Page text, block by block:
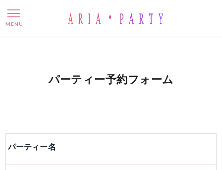
パーティー予約フォーム
MENU
パーティー予約フォーム
パーティー名